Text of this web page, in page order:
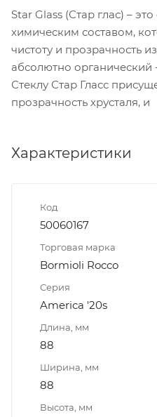
Star Glass (Стар глас) –
химическим составом,
чистоту и прозрачность
абсолютно органический
Стеклу Стар Гласс
прозрачность хрусталя, и
Характеристики
Код
50060167
Торговая марка
Bormioli Rocco
Серия
America '20s
Длина, мм
88
Ширина, мм
88
Высота, мм